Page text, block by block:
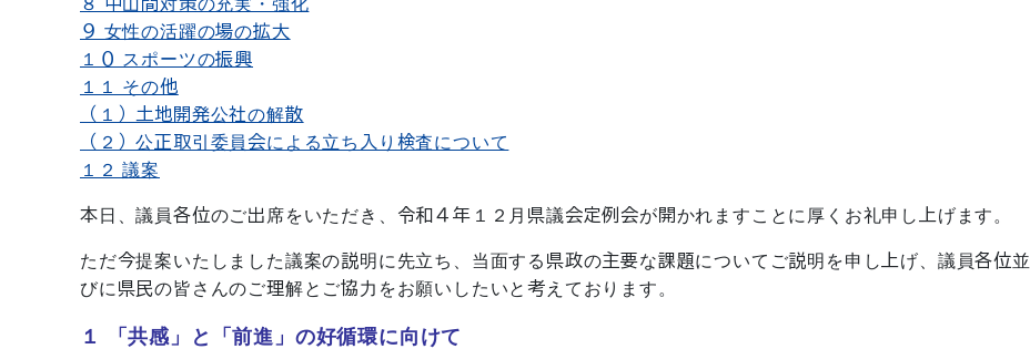
８ 中山間対策の充実・強化
９ 女性の活躍の場の拡大
１０ スポーツの振興
１１ その他
（１）土地開発公社の解散
（２）公正取引委員会による立ち入り検査について
１２ 議案
本日、議員各位のご出席をいただき、令和４年１２月県議会定例会が開かれますことに厚くお礼申し上げます。
ただ今提案いたしました議案の説明に先立ち、当面する県政の主要な課題についてご説明を申し上げ、議員各位並
びに県民の皆さんのご理解とご協力をお願いしたいと考えております。
１ 「共感」と「前進」の好循環に向けて